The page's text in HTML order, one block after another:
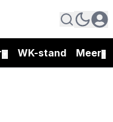
WK-stand Meer